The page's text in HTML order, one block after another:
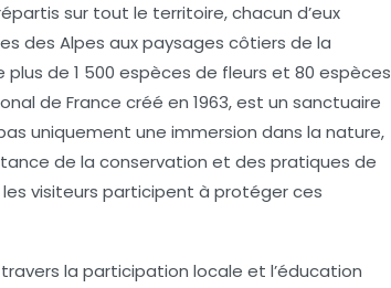
sur tout le territoire, chacun d’eux
des Alpes aux paysages côtiers de la
plus de 1 500 espèces de fleurs et 80 espèces
de France créé en 1963, est un sanctuaire
uniquement une immersion dans la nature,
de la conservation et des pratiques de
visiteurs participent à protéger ces
la participation locale et l’éducation